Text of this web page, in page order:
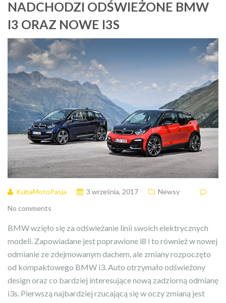
NADCHODZI ODŚWIEŻONE BMW
I3 ORAZ NOWE I3S
KubaMotoPasja 3 września, 2017
Newsy
No comments
BMW wzięło się za odświeżanie linii swoich elektrycznych
modeli. Zapowiadane jest poprawione i8 i to również w nowej
odmianie ze zdejmowanym dachem, ale zmiany rozpoczęto
od kompaktowego BMW i3. Auto otrzymało odświeżony
design oraz co bardziej interesujące nową zadziorną odmianę
i3s. Pierwszą najbardziej rzucającą się w oczy zmianą jest